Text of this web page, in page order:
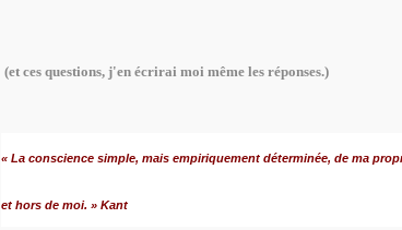
(et ces questions, j'en écrirai moi même les réponses.)
« La conscience simple, mais empiriquement déterminée, de ma
et hors de moi. » Kant